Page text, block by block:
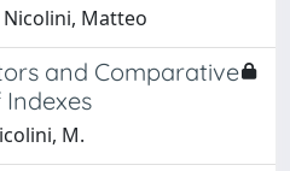
Nicolini, Matteo
and Comparative
M.